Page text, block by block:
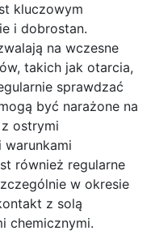
kluczowym
i dobrostan.
na wczesne
takich jak otarcia,
sprawdzać
być narażone na
ostrymi
warunkami
również regularne
w okresie
z solą
chemicznymi.